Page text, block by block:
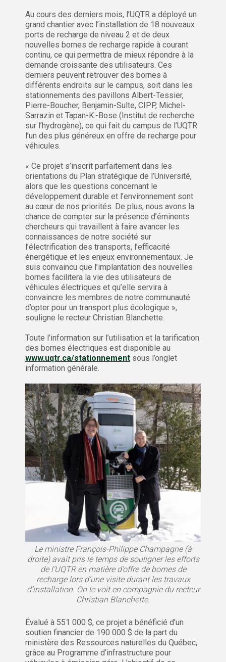
Au cours des derniers mois, l’UQTR a déployé un
grand chantier avec l’installation de 18 nouveaux
ports de recharge de niveau 2 et de deux
nouvelles bornes de recharge rapide à courant
continu, ce qui permettra de mieux répondre à la
demande croissante des utilisateurs. Ces
derniers peuvent retrouver des bornes à
différents endroits sur le campus, soit dans les
stationnements des pavillons Albert-Tessier,
Pierre-Boucher, Benjamin-Sulte, CIPP, Michel-
Sarrazin et Tapan-K.-Bose (Institut de recherche
sur l’hydrogène), ce qui fait du campus de l’UQTR
l’un des plus généreux en offre de recharge pour
véhicules.
« Ce projet s’inscrit parfaitement dans les
orientations du Plan stratégique de l’Université,
alors que les questions concernant le
développement durable et l’environnement sont
au cœur de nos priorités. De plus, nous avons la
chance de compter sur la présence d’éminents
chercheurs qui travaillent à faire avancer les
connaissances de notre société sur
l’électrification des transports, l’efficacité
énergétique et les enjeux environnementaux. Je
suis convaincu que l’implantation des nouvelles
bornes facilitera la vie des utilisateurs de
véhicules électriques et qu’elle servira à
convaincre les membres de notre communauté
d’opter pour un transport plus écologique »,
souligne le recteur Christian Blanchette.
Toute l’information sur l’utilisation et la tarification
des bornes électriques est disponible au
www.uqtr.ca/stationnement sous l’onglet
information générale.
Le ministre François-Philippe Champagne (à
droite) avait pris le temps de souligner les efforts
de l’UQTR en matière d’offre de bornes de
recharge lors d’une visite durant les travaux
d’installation. On le voit en compagnie du recteur
Christian Blanchette.
Évalué à 551 000 $, ce projet a bénéficié d’un
soutien financier de 190 000 $ de la part du
ministère des Ressources naturelles du Québec,
grâce au Programme d’infrastructure pour